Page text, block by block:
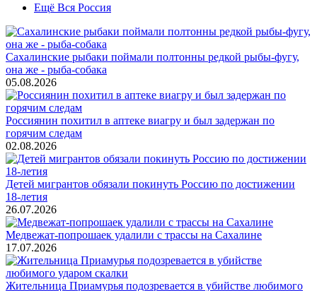
Ещё Вся Россия
Сахалинские рыбаки поймали полтонны редкой рыбы-фугу,
она же - рыба-собака
05.08.2026
Россиянин похитил в аптеке виагру и был задержан по
горячим следам
02.08.2026
Детей мигрантов обязали покинуть Россию по достижении
18-летия
26.07.2026
Медвежат-попрошаек удалили с трассы на Сахалине
17.07.2026
Жительница Приамурья подозревается в убийстве любимого